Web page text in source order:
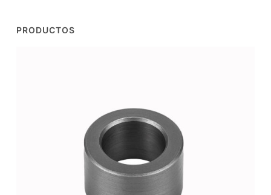
PRODUCTOS